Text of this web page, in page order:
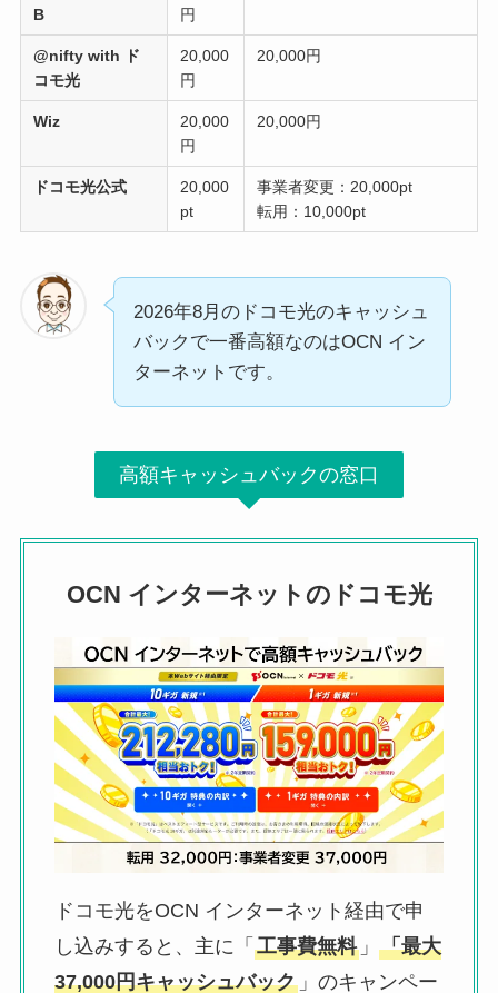
B
円
@nifty with ド
コモ光
20,000
円
20,000円
Wiz
20,000
円
20,000円
ドコモ光公式
20,000
pt
事業者変更：20,000pt
転用：10,000pt
2026年8月のドコモ光のキャッシュ
バックで一番高額なのはOCN イン
ターネットです。
高額キャッシュバックの窓口
OCN インターネットのドコモ光
ドコモ光をOCN インターネット経由で申
し込みすると、主に「 工事費無料」 「最大
37,000円キャッシュバック」のキャンペー